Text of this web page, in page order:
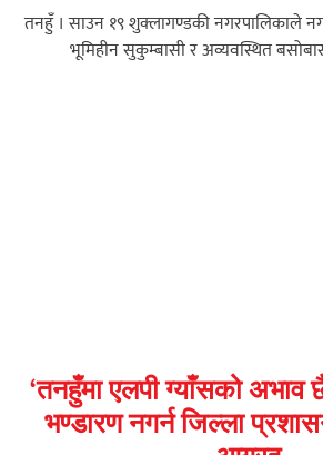
तनहुँ । साउन १९ शुक्लागण्डकी नगरपालिकाले
भूमिहीन सुकुम्बासी र अव्यवस्थित
‘तनहुँमा एलपी ग्याँसको
भण्डारण नगर्न जिल्ला